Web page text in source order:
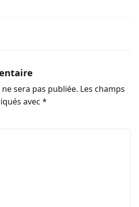
sera pas publiée. Les champs
avec *